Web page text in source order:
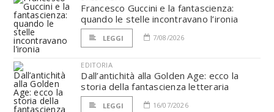
Francesco Guccini e la fantascienza:
quando le stelle incontravano l’ironia
LEGGI 7/08/2026
EDITORIA
Dall’antichità alla Golden Age: ecco la
storia della fantascienza letteraria
LEGGI 16/07/2026